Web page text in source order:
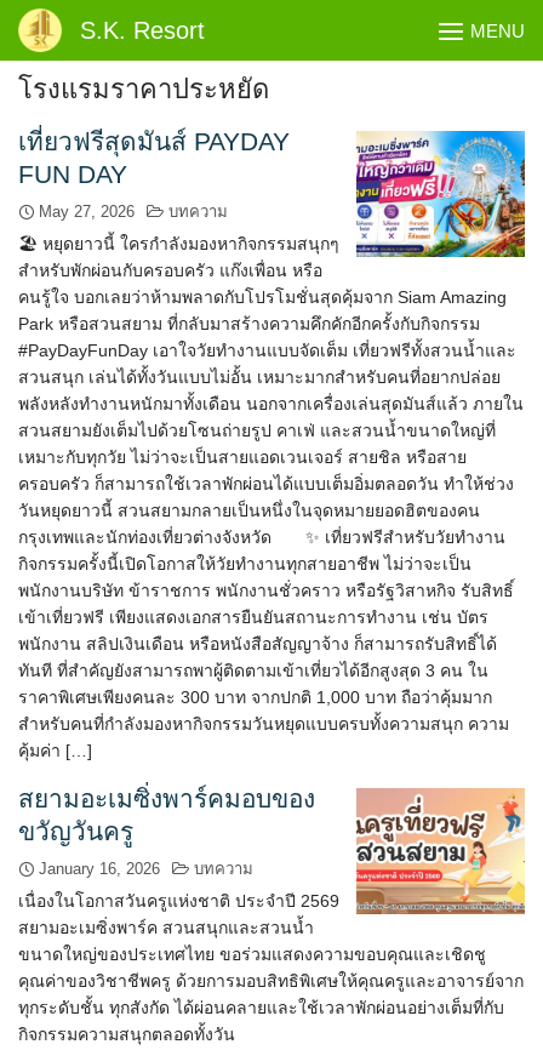
Skip
content
S.K. Resort MENU
โรงแรมราคาประหยัด
เที่ยวฟรีสุดมันส์ PAYDAY
FUN DAY
May 27, 2026 บทความ
🏖️ หยุดยาวนี้ ใครกำลังมองหากิจกรรมสนุกๆ
สำหรับพักผ่อนกับครอบครัว แก๊งเพื่อน หรือ
คนรู้ใจ บอกเลยว่าห้ามพลาดกับโปรโมชั่นสุดคุ้มจาก Siam Amazing
Park หรือสวนสยาม ที่กลับมาสร้างความคึกคักอีกครั้งกับกิจกรรม
#PayDayFunDay เอาใจวัยทำงานแบบจัดเต็ม เที่ยวฟรีทั้งสวนน้ำและ
สวนสนุก เล่นได้ทั้งวันแบบไม่อั้น เหมาะมากสำหรับคนที่อยากปล่อย
พลังหลังทำงานหนักมาทั้งเดือน นอกจากเครื่องเล่นสุดมันส์แล้ว ภายใน
สวนสยามยังเต็มไปด้วยโซนถ่ายรูป คาเฟ่ และสวนน้ำขนาดใหญ่ที่
เหมาะกับทุกวัย ไม่ว่าจะเป็นสายแอดเวนเจอร์ สายชิล หรือสาย
ครอบครัว ก็สามารถใช้เวลาพักผ่อนได้แบบเต็มอิ่มตลอดวัน ทำให้ช่วง
วันหยุดยาวนี้ สวนสยามกลายเป็นหนึ่งในจุดหมายยอดฮิตของคน
กรุงเทพและนักท่องเที่ยวต่างจังหวัด ✨ เที่ยวฟรีสำหรับวัยทำงาน
กิจกรรมครั้งนี้เปิดโอกาสให้วัยทำงานทุกสายอาชีพ ไม่ว่าจะเป็น
พนักงานบริษัท ข้าราชการ พนักงานชั่วคราว หรือรัฐวิสาหกิจ รับสิทธิ์
เข้าเที่ยวฟรี เพียงแสดงเอกสารยืนยันสถานะการทำงาน เช่น บัตร
พนักงาน สลิปเงินเดือน หรือหนังสือสัญญาจ้าง ก็สามารถรับสิทธิ์ได้
ทันที ที่สำคัญยังสามารถพาผู้ติดตามเข้าเที่ยวได้อีกสูงสุด 3 คน ใน
ราคาพิเศษเพียงคนละ 300 บาท จากปกติ 1,000 บาท ถือว่าคุ้มมาก
สำหรับคนที่กำลังมองหากิจกรรมวันหยุดแบบครบทั้งความสนุก ความ
คุ้มค่า […]
สยามอะเมซิ่งพาร์คมอบของ
ขวัญวันครู
January 16, 2026 บทความ
เนื่องในโอกาสวันครูแห่งชาติ ประจำปี 2569
สยามอะเมซิ่งพาร์ค สวนสนุกและสวนน้ำ
ขนาดใหญ่ของประเทศไทย ขอร่วมแสดงความขอบคุณและเชิดชู
คุณค่าของวิชาชีพครู ด้วยการมอบสิทธิพิเศษให้คุณครูและอาจารย์จาก
ทุกระดับชั้น ทุกสังกัด ได้ผ่อนคลายและใช้เวลาพักผ่อนอย่างเต็มที่กับ
กิจกรรมความสนุกตลอดทั้งวัน